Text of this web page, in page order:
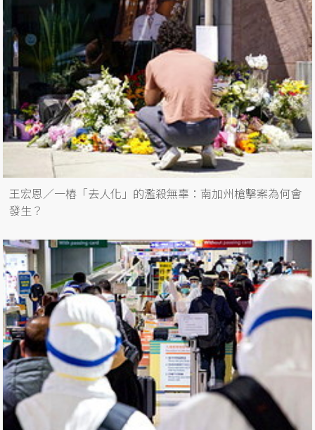
王宏恩／一樁「去人化」的濫殺無辜：南加州槍擊案為何會
發生？